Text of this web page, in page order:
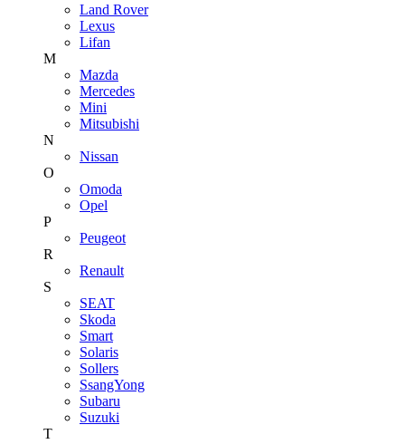
Land Rover
Lexus
Lifan
M
Mazda
Mercedes
Mini
Mitsubishi
N
Nissan
O
Omoda
Opel
P
Peugeot
R
Renault
S
SEAT
Skoda
Smart
Solaris
Sollers
SsangYong
Subaru
Suzuki
T